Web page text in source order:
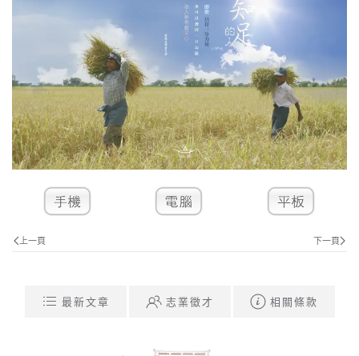
上一頁 下一頁
最新文章 志業徵才 相關條款